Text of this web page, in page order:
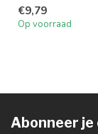
€9,79
Op voorraad
Abonneer je